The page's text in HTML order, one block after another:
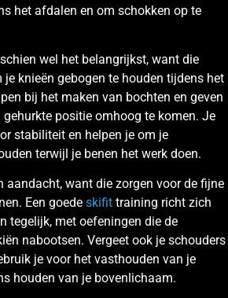
het afdalen en om schokken op te
wel het belangrijkst, want die
knieën gebogen te houden tijdens het
bij het maken van bochten en geven
positie omhoog te komen. Je
stabiliteit en helpen je om je
terwijl je benen het werk doen.
aandacht, want die zorgen voor de fijne
Een goede skifit training richt zich
tegelijk, met oefeningen die de
nabootsen. Vergeet ook je schouders
je voor het vasthouden van je
houden van je bovenlichaam.